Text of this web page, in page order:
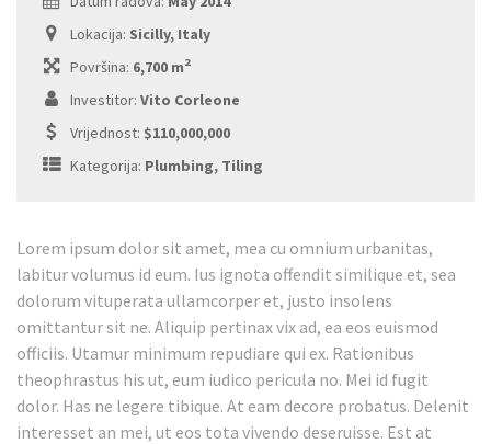
Lokacija: Sicilly, Italy
Površina: 6,700 m2
Investitor: Vito Corleone
Vrijednost: $110,000,000
Kategorija: Plumbing, Tiling
Lorem ipsum dolor sit amet, mea cu omnium urbanitas,
labitur volumus id eum. Ius ignota offendit similique et, sea
dolorum vituperata ullamcorper et, justo insolens
omittantur sit ne. Aliquip pertinax vix ad, ea eos euismod
officiis. Utamur minimum repudiare qui ex. Rationibus
theophrastus his ut, eum iudico pericula no. Mei id fugit
dolor. Has ne legere tibique. At eam decore probatus. Delenit
interesset an mei, ut eos tota vivendo deseruisse. Est at